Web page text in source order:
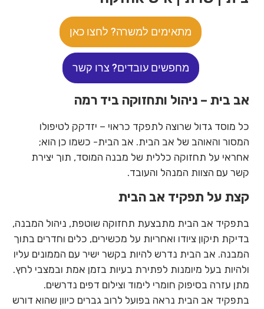
מתאימים למשרה? לחצו כאן
מחפשים עובדים? צרו קשר
אב בית – ניהול ותחזוקה ביד רמה
כל מוסד גדול שרוצה לתפקד כראוי – יזדקק לטיפולו
המסור והאוהב של אב הבית. אב הבית- כשמו כן הוא;
אחראי על תחזוקה כללית של מבנה המוסד, תוך יצירת
קשר עם הצוות המנהל והעובד.
קצת על תפקיד אב הבית
בתפקיד אב הבית מתבצעת תחזוקה שוטפת, ניהול המבנה,
בדיקת תיקון ציודו ואחריות על מכשירים, כלים וחדרים בתוך
המבנה. אב הבית נדרש להיות בקשר ישיר עם הממונים עליו
ולהיות בעל מיומנות לפתירת בעיות בזמן אמת ובמצבי לחץ.
מתן עזרה בסיפוק חומרי לימוד וצילום דפים נדרשים.
בתפקיד אב הבית נראה בפועל לרוב גברים כיוון שהוא דורש